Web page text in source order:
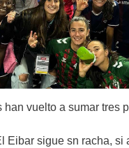
han vuelto a sumar tres
Eibar sigue sn racha, si